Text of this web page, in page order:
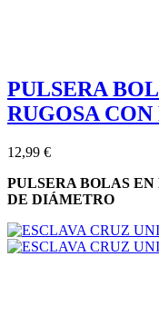
PULSERA
RUGOSA CON
12,99 €
PULSERA BOLAS
DE DIÁMETRO